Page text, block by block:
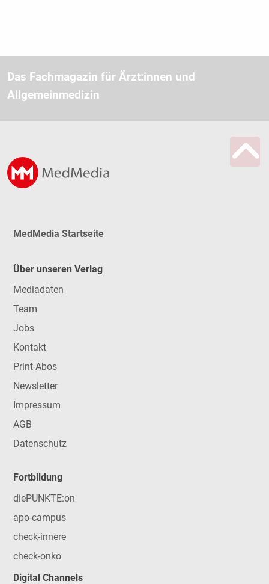
Das Fachmagazin für Ärzt:innen und
Allgemeinmedizin
MedMedia Startseite
Über unseren Verlag
Mediadaten
Team
Jobs
Kontakt
Print-Abos
Newsletter
Impressum
AGB
Datenschutz
Fortbildung
diePUNKTE:on
apo-campus
check-innere
check-onko
Digital Channels